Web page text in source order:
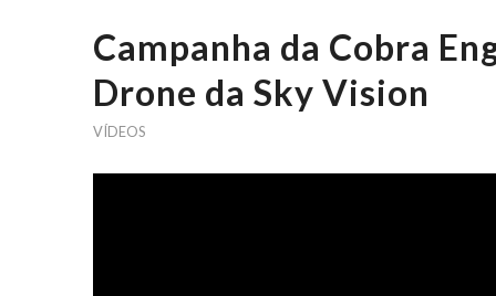
Campanha da Cobra
Drone da Sky Vision
VÍDEOS